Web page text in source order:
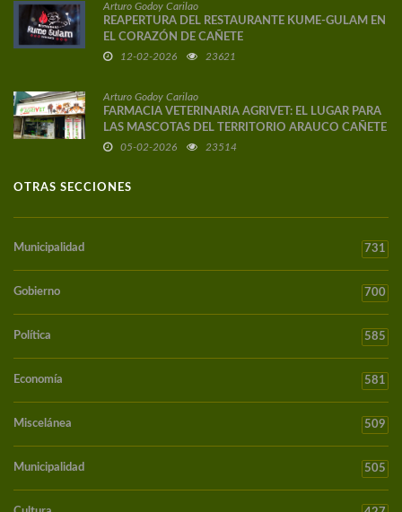
Arturo Godoy Carilao
REAPERTURA DEL RESTAURANTE KUME-GULAM EN
EL CORAZÓN DE CAÑETE
12-02-2026 23621
Arturo Godoy Carilao
FARMACIA VETERINARIA AGRIVET: EL LUGAR PARA
LAS MASCOTAS DEL TERRITORIO ARAUCO CAÑETE
05-02-2026 23514
OTRAS SECCIONES
Municipalidad 731
Gobierno 700
Política 585
Economía 581
Miscelánea 509
Municipalidad 505